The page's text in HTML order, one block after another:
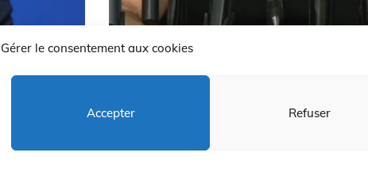
Gérer le consentement aux cookies
Accepter Refuser
Départ de Vladimir Petkovic
Août 3, 2026